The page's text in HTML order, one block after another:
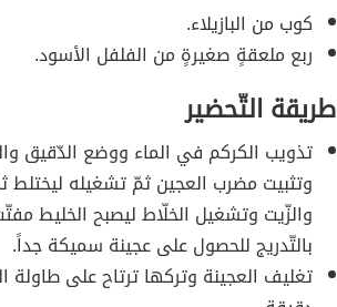
كوب من البازيلاء.
ربع ملعقةٍ صغيرةٍ من الفلفل الأسود.
طريقة التّحضير
تذويب الكركم في الماء ووضع الدّقيق
وتثبيت مضرب العجين ثمّ تشغيله
والزّيت وتشغيل الخلّاط ليصبح الخليط
بالتّدريج للحصول على عجينة سميكة جداً.
تغليف العجينة وتركها ترتاح على طاولة